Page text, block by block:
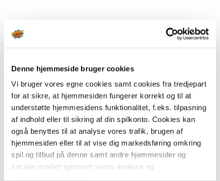
Denne hjemmeside bruger cookies
Vi bruger vores egne cookies samt cookies fra tredjepart
for at sikre, at hjemmesiden fungerer korrekt og til at
understøtte hjemmesidens funktionalitet, f.eks. tilpasning
af indhold eller til sikring af din spilkonto. Cookies kan
også benyttes til at analyse vores trafik, brugen af
hjemmesiden eller til at vise dig markedsføring omkring
spil og tilbud på denne samt andre hjemmesider og
sociale medier igennem vores analyse og